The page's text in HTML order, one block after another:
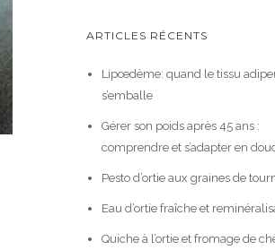
ARTICLES RÉCENTS
Lipœdème: quand le tissu
s’emballe
Gérer son poids après 45 ans :
comprendre et s’adapter en
Pesto d’ortie aux graines de
Eau d’ortie fraîche et
Quiche à l’ortie et fromage de